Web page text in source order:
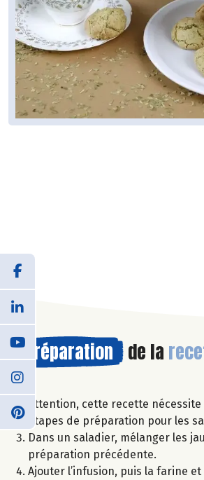
Préparation de la
Attention, cette recette
Étapes de préparation pour les
Dans un saladier, mélanger les
préparation précédente.
Ajouter l’infusion, puis la farine